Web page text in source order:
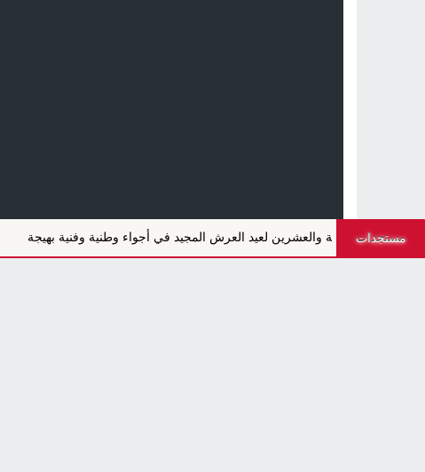
مستجدات
السابعة والعشرين لعيد العرش المجيد في أجواء وطنية وفنية بهيجة